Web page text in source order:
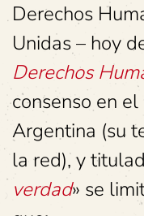
Derechos
Unidas – hoy
Derechos
consenso en
Argentina (su
la red), y
verdad» se